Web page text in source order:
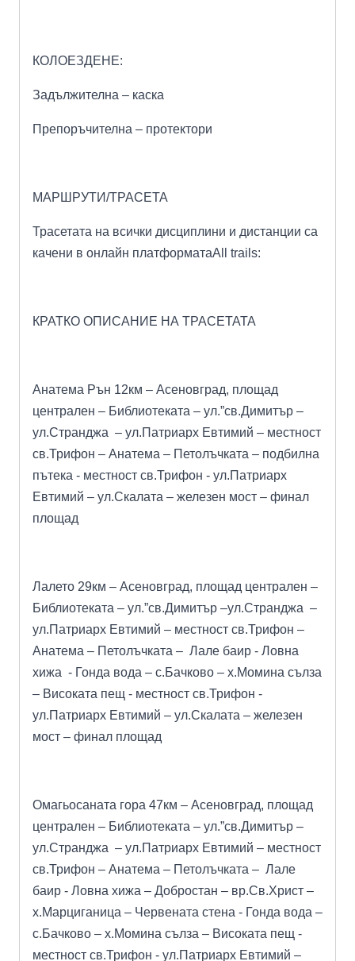
КОЛОЕЗДЕНЕ:
Задължителна – каска
Препоръчителна – протектори
МАРШРУТИ/ТРАСЕТА
Трасетата на всички дисциплини и дистанции са
качени в онлайн платформатаAll trails:
КРАТКО ОПИСАНИЕ НА ТРАСЕТАТА
Анатема Рън 12км – Асеновград, площад
централен – Библиотеката – ул.”св.Димитър –
ул.Странджа – ул.Патриарх Евтимий – местност
св.Трифон – Анатема – Петолъчката – подбилна
пътека - местност св.Трифон - ул.Патриарх
Евтимий – ул.Скалата – железен мост – финал
площад
Лалето 29км – Асеновград, площад централен –
Библиотеката – ул.”св.Димитър –ул.Странджа –
ул.Патриарх Евтимий – местност св.Трифон –
Анатема – Петолъчката – Лале баир - Ловна
хижа - Гонда вода – с.Бачково – х.Момина сълза
– Високата пещ - местност св.Трифон -
ул.Патриарх Евтимий – ул.Скалата – железен
мост – финал площад
Омагьосаната гора 47км – Асеновград, площад
централен – Библиотеката – ул.”св.Димитър –
ул.Странджа – ул.Патриарх Евтимий – местност
св.Трифон – Анатема – Петолъчката – Лале
баир - Ловна хижа – Добростан – вр.Св.Христ –
х.Марциганица – Червената стена - Гонда вода –
с.Бачково – х.Момина сълза – Високата пещ -
местност св.Трифон - ул.Патриарх Евтимий –